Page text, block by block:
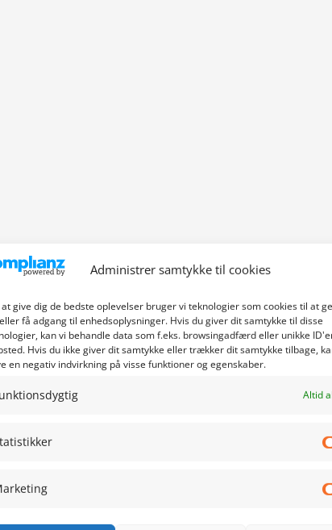
Administrer samtykke til cookies
at give dig de bedste oplevelser bruger vi teknologier som cookies til at
få adgang til enhedsoplysninger. Hvis du giver dit samtykke til disse
kan vi behandle data som f.eks. browsingadfærd eller unikke
Hvis du ikke giver dit samtykke eller trækker dit samtykke tilbage,
en negativ indvirkning på visse funktioner og egenskaber.
Altid